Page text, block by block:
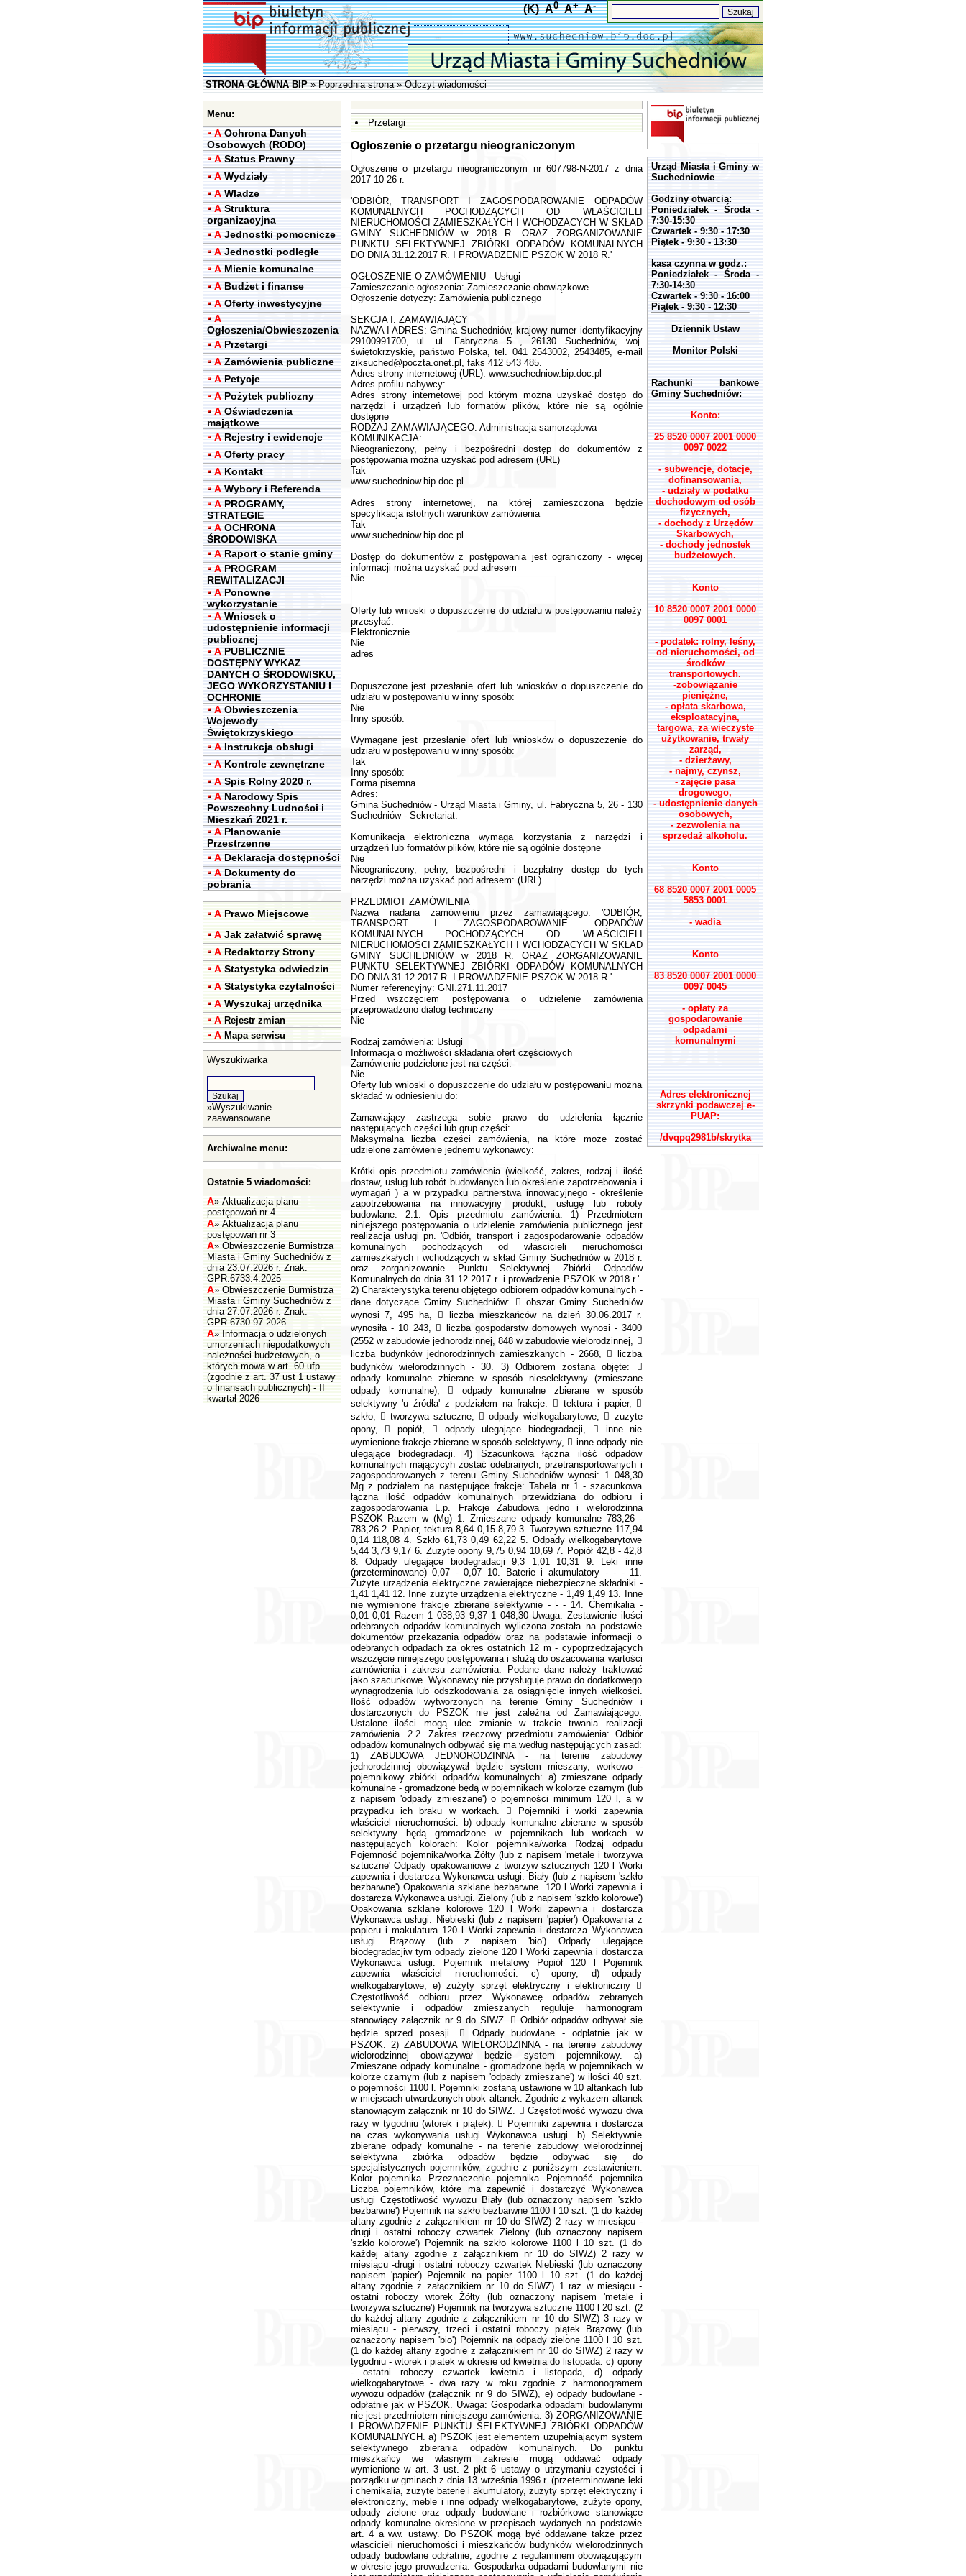
(K) A0 A+ A-
STRONA GŁÓWNA BIP»Poprzednia strona» Odczyt wiadomości
Menu:
A Ochrona Danych
Osobowych (RODO)
A Status Prawny
A Wydziały
A Władze
A Struktura
organizacyjna
A Jednostki pomocnicze
A Jednostki podległe
A Mienie komunalne
A Budżet i finanse
A Oferty inwestycyjne
A
Ogłoszenia/Obwieszczenia
A Przetargi
A Zamówienia publiczne
A Petycje
A Pożytek publiczny
A Oświadczenia
majątkowe
A Rejestry i ewidencje
A Oferty pracy
A Kontakt
A Wybory i Referenda
A PROGRAMY,
STRATEGIE
A OCHRONA
ŚRODOWISKA
A Raport o stanie gminy
A PROGRAM
REWITALIZACJI
A Ponowne
wykorzystanie
A Wniosek o
udostępnienie informacji
publicznej
A PUBLICZNIE
DOSTĘPNY WYKAZ
DANYCH O ŚRODOWISKU,
JEGO WYKORZYSTANIU I
OCHRONIE
A Obwieszczenia
Wojewody
Świętokrzyskiego
A Instrukcja obsługi
A Kontrole zewnętrzne
A Spis Rolny 2020 r.
A Narodowy Spis
Powszechny Ludności i
Mieszkań 2021 r.
A Planowanie
Przestrzenne
A Deklaracja dostępności
A Dokumenty do
pobrania
A Prawo Miejscowe
A Jak załatwić sprawę
A Redaktorzy Strony
A Statystyka odwiedzin
A Statystyka czytalności
A Wyszukaj urzędnika
A Rejestr zmian
A Mapa serwisu
Wyszukiwarka
»Wyszukiwanie
zaawansowane
Archiwalne menu:
Ostatnie 5 wiadomości:
A» Aktualizacja planu
postępowań nr 4
A» Aktualizacja planu
postępowań nr 3
A» Obwieszczenie Burmistrza
Miasta i Gminy Suchedniów z
dnia 23.07.2026 r. Znak:
GPR.6733.4.2025
A» Obwieszczenie Burmistrza
Miasta i Gminy Suchedniów z
dnia 27.07.2026 r. Znak:
GPR.6730.97.2026
A» Informacja o udzielonych
umorzeniach niepodatkowych
należności budżetowych, o
których mowa w art. 60 ufp
(zgodnie z art. 37 ust 1 ustawy
o finansach publicznych) - II
kwartał 2026
Przetargi
Ogłoszenie o przetargu nieograniczonym
Ogłoszenie o przetargu nieograniczonym nr 607798-N-2017 z dnia
2017-10-26 r.
'ODBIÓR, TRANSPORT I ZAGOSPODAROWANIE ODPADÓW
KOMUNALNYCH POCHODZĄCYCH OD WŁAŚCICIELI
NIERUCHOMOŚCI ZAMIESZKAŁYCH I WCHODZACYCH W SKŁAD
GMINY SUCHEDNIÓW w 2018 R. ORAZ ZORGANIZOWANIE
PUNKTU SELEKTYWNEJ ZBIÓRKI ODPADÓW KOMUNALNYCH
DO DNIA 31.12.2017 R. I PROWADZENIE PSZOK W 2018 R.'
OGŁOSZENIE O ZAMÓWIENIU - Usługi
Zamieszczanie ogłoszenia: Zamieszczanie obowiązkowe
Ogłoszenie dotyczy: Zamówienia publicznego
SEKCJA I: ZAMAWIAJĄCY
NAZWA I ADRES: Gmina Suchedniów, krajowy numer identyfikacyjny
29100991700, ul. ul. Fabryczna 5 , 26130 Suchedniów, woj.
świętokrzyskie, państwo Polska, tel. 041 2543002, 2543485, e-mail
ziksuched@poczta.onet.pl , faks 412 543 485.
Adres strony internetowej (URL): www.suchedniow.bip.doc.pl
Adres profilu nabywcy:
Adres strony internetowej pod którym można uzyskać dostęp do
narzędzi i urządzeń lub formatów plików, które nie są ogólnie
dostępne
RODZAJ ZAMAWIAJĄCEGO: Administracja samorządowa
KOMUNIKACJA:
Nieograniczony, pełny i bezpośredni dostęp do dokumentów z
postępowania można uzyskać pod adresem (URL)
Tak
www.suchedniow.bip.doc.pl
Adres strony internetowej, na której zamieszczona będzie
specyfikacja istotnych warunków zamówienia
Tak
www.suchedniow.bip.doc.pl
Dostęp do dokumentów z postępowania jest ograniczony - więcej
informacji można uzyskać pod adresem
Nie
Oferty lub wnioski o dopuszczenie do udziału w postępowaniu należy
przesyłać:
Elektronicznie
Nie
adres
Dopuszczone jest przesłanie ofert lub wniosków o dopuszczenie do
udziału w postępowaniu w inny sposób:
Nie
Inny sposób:
Wymagane jest przesłanie ofert lub wniosków o dopuszczenie do
udziału w postępowaniu w inny sposób:
Tak
Inny sposób:
Forma pisemna
Adres:
Gmina Suchedniów - Urząd Miasta i Gminy, ul. Fabryczna 5, 26 - 130
Suchedniów - Sekretariat.
Komunikacja elektroniczna wymaga korzystania z narzędzi i
urządzeń lub formatów plików, które nie są ogólnie dostępne
Nie
Nieograniczony, pełny, bezpośredni i bezpłatny dostęp do tych
narzędzi można uzyskać pod adresem: (URL)
PRZEDMIOT ZAMÓWIENIA
Nazwa nadana zamówieniu przez zamawiającego: 'ODBIÓR,
TRANSPORT I ZAGOSPODAROWANIE ODPADÓW
KOMUNALNYCH POCHODZĄCYCH OD WŁAŚCICIELI
NIERUCHOMOŚCI ZAMIESZKAŁYCH I WCHODZACYCH W SKŁAD
GMINY SUCHEDNIÓW w 2018 R. ORAZ ZORGANIZOWANIE
PUNKTU SELEKTYWNEJ ZBIÓRKI ODPADÓW KOMUNALNYCH
DO DNIA 31.12.2017 R. I PROWADZENIE PSZOK W 2018 R.'
Numer referencyjny: GNI.271.11.2017
Przed wszczęciem postępowania o udzielenie zamówienia
przeprowadzono dialog techniczny
Nie
Rodzaj zamówienia: Usługi
Informacja o możliwości składania ofert częściowych
Zamówienie podzielone jest na części:
Nie
Oferty lub wnioski o dopuszczenie do udziału w postępowaniu można
składać w odniesieniu do:
Zamawiający zastrzega sobie prawo do udzielenia łącznie
następujących części lub grup części:
Maksymalna liczba części zamówienia, na które może zostać
udzielone zamówienie jednemu wykonawcy:
Krótki opis przedmiotu zamówienia (wielkość, zakres, rodzaj i ilość dostaw, usług lub robót budowlanych lub określenie zapotrzebowania i wymagań ) a w przypadku partnerstwa innowacyjnego - określenie zapotrzebowania na innowacyjny produkt, usługę lub roboty budowlane: 2.1. Opis przedmiotu zamówienia. 1) Przedmiotem niniejszego postępowania o udzielenie zamówienia publicznego jest realizacja usługi pn. 'Odbiór, transport i zagospodarowanie odpadów komunalnych pochodzących od włascicieli nieruchomości zamieszkałych i wchodzących w skład Gminy Suchedniów w 2018 r. oraz zorganizowanie Punktu Selektywnej Zbiórki Odpadów Komunalnych do dnia 31.12.2017 r. i prowadzenie PSZOK w 2018 r.'. 2) Charakterystyka terenu objętego odbiorem odpadów komunalnych - dane dotyczące Gminy Suchedniów:  obszar Gminy Suchedniów wynosi 7, 495 ha,  liczba mieszkańców na dzień 30.06.2017 r. wynosiła - 10 243,  liczba gospodarstw domowych wynosi - 3400 (2552 w zabudowie jednorodzinnej, 848 w zabudowie wielorodzinnej,  liczba budynków jednorodzinnych zamieszkanych - 2668,  liczba budynków wielorodzinnych - 30. 3) Odbiorem zostana objęte:  odpady komunalne zbierane w sposób nieselektywny (zmieszane odpady komunalne),  odpady komunalne zbierane w sposób selektywny 'u źródła' z podziałem na frakcje:  tektura i papier,  szkło,  tworzywa sztuczne,  odpady wielkogabarytowe,  zuzyte opony,  popiół,  odpady ulegające biodegradacji,  inne nie wymienione frakcje zbierane w sposób selektywny,  inne odpady nie ulegające biodegradacji. 4) Szacunkowa łączna ilość odpadów komunalnych mającycyh zostać odebranych, przetransportowanych i zagospodarowanych z terenu Gminy Suchedniów wynosi: 1 048,30 Mg z podziałem na następujące frakcje: Tabela nr 1 - szacunkowa łączna ilość odpadów komunalnych przewidziana do odbioru i zagospodarowania L.p. Frakcje Zabudowa jedno i wielorodzinna PSZOK Razem w (Mg) 1. Zmieszane odpady komunalne 783,26 - 783,26 2. Papier, tektura 8,64 0,15 8,79 3. Tworzywa sztuczne 117,94 0,14 118,08 4. Szkło 61,73 0,49 62,22 5. Odpady wielkogabarytowe 5,44 3,73 9,17 6. Zuzyte opony 9,75 0,94 10,69 7. Popiół 42,8 - 42,8 8. Odpady ulegające biodegradacji 9,3 1,01 10,31 9. Leki inne (przeterminowane) 0,07 - 0,07 10. Baterie i akumulatory - - - 11. Zużyte urządzenia elektryczne zawierające niebezpieczne składniki - 1,41 1,41 12. Inne zużyte urządzenia elektryczne - 1,49 1,49 13. Inne nie wymienione frakcje zbierane selektywnie - - - 14. Chemikalia - 0,01 0,01 Razem 1 038,93 9,37 1 048,30 Uwaga: Zestawienie ilości odebranych odpadów komunalnych wyliczona została na podstawie dokumentów przekazania odpadów oraz na podstawie informacji o odebranych odpadach za okres ostatnich 12 m - cypoprzedzających wszczęcie niniejszego postępowania i służą do oszacowania wartości zamówienia i zakresu zamówienia. Podane dane należy traktować jako szacunkowe. Wykonawcy nie przysługuje prawo do dodatkowego wynagrodzenia lub odszkodowania za osiągnięcie innych wielkości. Ilość odpadów wytworzonych na terenie Gminy Suchedniów i dostarczonych do PSZOK nie jest zależna od Zamawiającego. Ustalone ilości mogą ulec zmianie w trakcie trwania realizacji zamówienia. 2.2. Zakres rzeczowy przedmiotu zamówienia: Odbiór odpadów komunalnych odbywać się ma według następujących zasad: 1) ZABUDOWA JEDNORODZINNA - na terenie zabudowy jednorodzinnej obowiązywał będzie system mieszany, workowo - pojemnikowy zbiórki odpadów komunalnych: a) zmieszane odpady komunalne - gromadzone będą w pojemnikach w kolorze czarnym (lub z napisem 'odpady zmieszane') o pojemności minimum 120 l, a w przypadku ich braku w workach.  Pojemniki i worki zapewnia właściciel nieruchomości. b) odpady komunalne zbierane w sposób selektywny będą gromadzone w pojemnikach lub workach w następujących kolorach: Kolor pojemnika/worka Rodzaj odpadu Pojemność pojemnika/worka Żółty (lub z napisem 'metale i tworzywa sztuczne' Odpady opakowaniowe z tworzyw sztucznych 120 l Worki zapewnia i dostarcza Wykonawca usługi. Biały (lub z napisem 'szkło bezbarwne') Opakowania szklane bezbarwne. 120 l Worki zapewnia i dostarcza Wykonawca usługi. Zielony (lub z napisem 'szkło kolorowe') Opakowania szklane kolorowe 120 l Worki zapewnia i dostarcza Wykonawca usługi. Niebieski (lub z napisem 'papier') Opakowania z papieru i makulatura 120 l Worki zapewnia i dostarcza Wykonawca usługi. Brązowy (lub z napisem 'bio') Odpady ulegające biodegradacjiw tym odpady zielone 120 l Worki zapewnia i dostarcza Wykonawca usługi. Pojemnik metalowy Popiół 120 l Pojemnik zapewnia właściciel nieruchomości. c) opony, d) odpady wielkogabarytowe, e) zużyty sprzęt elektryczny i elektroniczny  Częstotliwość odbioru przez Wykonawcę odpadów zebranych selektywnie i odpadów zmieszanych reguluje harmonogram stanowiący załącznik nr 9 do SIWZ.  Odbiór odpadów odbywał się będzie sprzed posesji.  Odpady budowlane - odpłatnie jak w PSZOK. 2) ZABUDOWA WIELORODZINNA - na terenie zabudowy wielorodzinnej obowiązywał będzie system pojemnikowy. a) Zmieszane odpady komunalne - gromadzone będą w pojemnikach w kolorze czarnym (lub z napisem 'odpady zmieszane') w ilości 40 szt. o pojemności 1100 l. Pojemniki zostaną ustawione w 10 altankach lub w miejscach utwardzonych obok altanek. Zgodnie z wykazem altanek stanowiącym załącznik nr 10 do SIWZ.  Częstotliwość wywozu dwa razy w tygodniu (wtorek i piątek).  Pojemniki zapewnia i dostarcza na czas wykonywania usługi Wykonawca usługi. b) Selektywnie zbierane odpady komunalne - na terenie zabudowy wielorodzinnej selektywna zbiórka odpadów będzie odbywać się do specjalistycznych pojemników, zgodnie z poniższym zestawieniem: Kolor pojemnika Przeznaczenie pojemnika Pojemność pojemnika Liczba pojemników, które ma zapewnić i dostarczyć Wykonawca usługi Częstotliwość wywozu Biały (lub oznaczony napisem 'szkło bezbarwne') Pojemnik na szkło bezbarwne 1100 l 10 szt. (1 do każdej altany zgodnie z załącznikiem nr 10 do SIWZ) 2 razy w miesiącu - drugi i ostatni roboczy czwartek Zielony (lub oznaczony napisem 'szkło kolorowe') Pojemnik na szkło kolorowe 1100 l 10 szt. (1 do każdej altany zgodnie z załącznikiem nr 10 do SIWZ) 2 razy w miesiącu -drugi i ostatni roboczy czwartek Niebieski (lub oznaczony napisem 'papier') Pojemnik na papier 1100 l 10 szt. (1 do każdej altany zgodnie z załącznikiem nr 10 do SIWZ) 1 raz w miesiącu - ostatni roboczy wtorek Żółty (lub oznaczony napisem 'metale i tworzywa sztuczne') Pojemnik na tworzywa sztuczne 1100 l 20 szt. (2 do każdej altany zgodnie z załącznikiem nr 10 do SIWZ) 3 razy w miesiącu - pierwszy, trzeci i ostatni roboczy piątek Brązowy (lub oznaczony napisem 'bio') Pojemnik na odpady zielone 1100 l 10 szt. (1 do każdej altany zgodnie z załącznikiem nr 10 do SIWZ) 2 razy w tygodniu - wtorek i piatek w okresie od kwietnia do listopada. c) opony - ostatni roboczy czwartek kwietnia i listopada, d) odpady wielkogabarytowe - dwa razy w roku zgodnie z harmonogramem wywozu odpadów (załącznik nr 9 do SIWZ), e) odpady budowlane - odpłatnie jak w PSZOK. Uwaga: Gospodarka odpadami budowlanymi nie jest przedmiotem niniejszego zamówienia. 3) ZORGANIZOWANIE I PROWADZENIE PUNKTU SELEKTYWNEJ ZBIÓRKI ODPADÓW KOMUNALNYCH. a) PSZOK jest elementem uzupełniającym system selektywnego zbierania odpadów komunalnych. Do punktu mieszkańcy we własnym zakresie mogą oddawać odpady wymienione w art. 3 ust. 2 pkt 6 ustawy o utrzymaniu czystości i porządku w gminach z dnia 13 września 1996 r. (przeterminowane leki i chemikalia, zużyte baterie i akumulatory, zuzyty sprzęt elektryczny i elektroniczny, meble i inne odpady wielkogabarytowe, zużyte opony, odpady zielone oraz odpady budowlane i rozbiórkowe stanowiące odpady komunalne okreslone w przepisach wydanych na podstawie art. 4 a ww. ustawy. Do PSZOK mogą być oddawane także przez włascicieli nieruchomości i mieszkańców budynków wielorodzinnych odpady budowlane odpłatnie, zgodnie z regulaminem obowiązującym w okresie jego prowadzenia. Gospodarka odpadami budowlanymi nie jest przedmiotem niniejszego postępowania o udzielenie zamówienia publicznego, w związku z powyższym Gmina Suchedniów nie będzie ponosić kosztów wywozu i utylizacji tych odpadów. Szacunkowe ilości odpadów dostarczane do PSZOK zawiera Tabela nr 1 w punkcie 2.1. SIWZ. b) Obowiązki Wykonawcy w zakresie prowadzenia Punktu Selektywnego Zbierania Odpadów Komunalnych od właścicieli nieruchomości, na których zamieszkują mieszkańcy:  odpowiedzialność za transport do instalacji przetwarzania oraz za organizację zagospodarowania zebranych odpadów, zgodnie z obowiązującymi przepisami,  prowadzenie na bieżąco ilościowej i jakościowej ewidencji odpadów wymienionych powyżej dostarczonych przez mieszkańców Gminy Suchedniów zgodnie z katalogiem odpadów,  zorganizowanie PSZOK na terenie Gminy Suchedniów do dnia 31.12.2017 r.,  zapewnienie obsługi obiektu i następującego czasu działania punktu - PSZOK powinien funkcjonować od 01.01.2018 r. aż do 31.12.2018 r. i powinien być czynny minimum dwa razy w tygodniu, w tym w sobotę, w godzinach od 10:00 do 14:00,  utrzymywanie czystości i porządku na tereni PSZOK, w zimie odśnieżanie, zapobieganie śliskim chodnikom,  zapewnienie kontaktu telefonicznego z obsługą PSZOK (dla mieszkańców Gminy Suchedniów w godzinach otwarcia, dla Zamawiającego także poza godzianmi otwarcia PSZOK),  przed otwarciem PSZOK Wykonawca jest zobowiązany do opracowania Regulaminu jego działania i przedstawieniu go do akceptacji Zamawiającemu,  w ciągu 14 dni od dnia rozpoczęcia funkcjonowania PSZOK, wykonawca zobowiązany jest zamonotować na jego terenie monitoring wraz z możliwością przewchowywania i odtwarzania danych,  Wykonawca jest zobowiązany w trakcie trwania realizacji zamówienia do umożliwienia wstępu na teren PSZOK zorganizowanych grup (dzieci, młodzieży, dorosłych) oraz przygotować do prezentacji jego funkcjonowania i udostępnienia materiałów informacyjno - edykacyjnych z zakresu gospodarki odpadami przygotowanych i dostarczonych przez Zamawiającego, a nie wymagających potwierdzenia odbioru
Urząd Miasta i Gminy w
Suchedniowie
Godziny otwarcia:
Poniedziałek - Środa -
7:30-15:30
Czwartek - 9:30 - 17:30
Piątek - 9:30 - 13:30
kasa czynna w godz.:
Poniedziałek - Środa -
7:30-14:30
Czwartek - 9:30 - 16:00
Piątek - 9:30 - 12:30
Dziennik Ustaw
Monitor Polski
Rachunki bankowe
Gminy Suchedniów:
Konto:
25 8520 0007 2001 0000
0097 0022
- subwencje, dotacje,
dofinansowania,
- udziały w podatku
dochodowym od osób
fizycznych,
- dochody z Urzędów
Skarbowych,
- dochody jednostek
budżetowych.
Konto
10 8520 0007 2001 0000
0097 0001
- podatek: rolny, leśny,
od nieruchomości, od
środków
transportowych.
-zobowiązanie
pieniężne,
- opłata skarbowa,
eksploatacyjna,
targowa, za wieczyste
użytkowanie, trwały
zarząd,
- dzierżawy,
- najmy, czynsz,
- zajęcie pasa
drogowego,
- udostępnienie danych
osobowych,
- zezwolenia na
sprzedaż alkoholu.
Konto
68 8520 0007 2001 0005
5853 0001
- wadia
Konto
83 8520 0007 2001 0000
0097 0045
- opłaty za
gospodarowanie
odpadami
komunalnymi
Adres elektronicznej
skrzynki podawczej e-
PUAP:
/dvqpq2981b/skrytka